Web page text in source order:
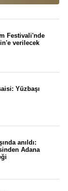
Festivali'nde
verilecek
Yüzbaşı
anıldı:
Adana